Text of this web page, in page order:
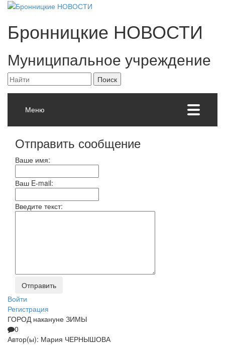
Бронницкие НОВОСТИ
Муниципальное учреждение
Меню
Отправить сообщение
Ваше имя:
Ваш E-mail:
Введите текст:
Войти
Регистрация
ГОРОД накануне ЗИМЫ
0
Автор(ы): Мария ЧЕРНЫШОВА